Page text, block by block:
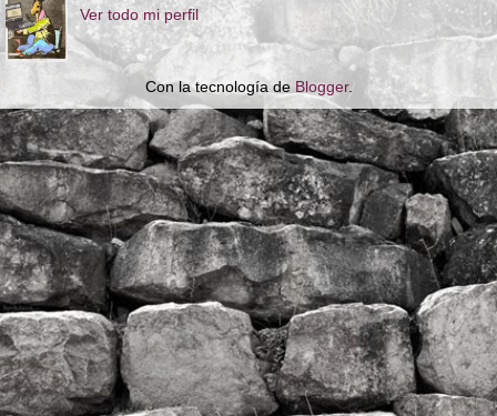
Ver todo mi perfil
Con la tecnología de Blogger.